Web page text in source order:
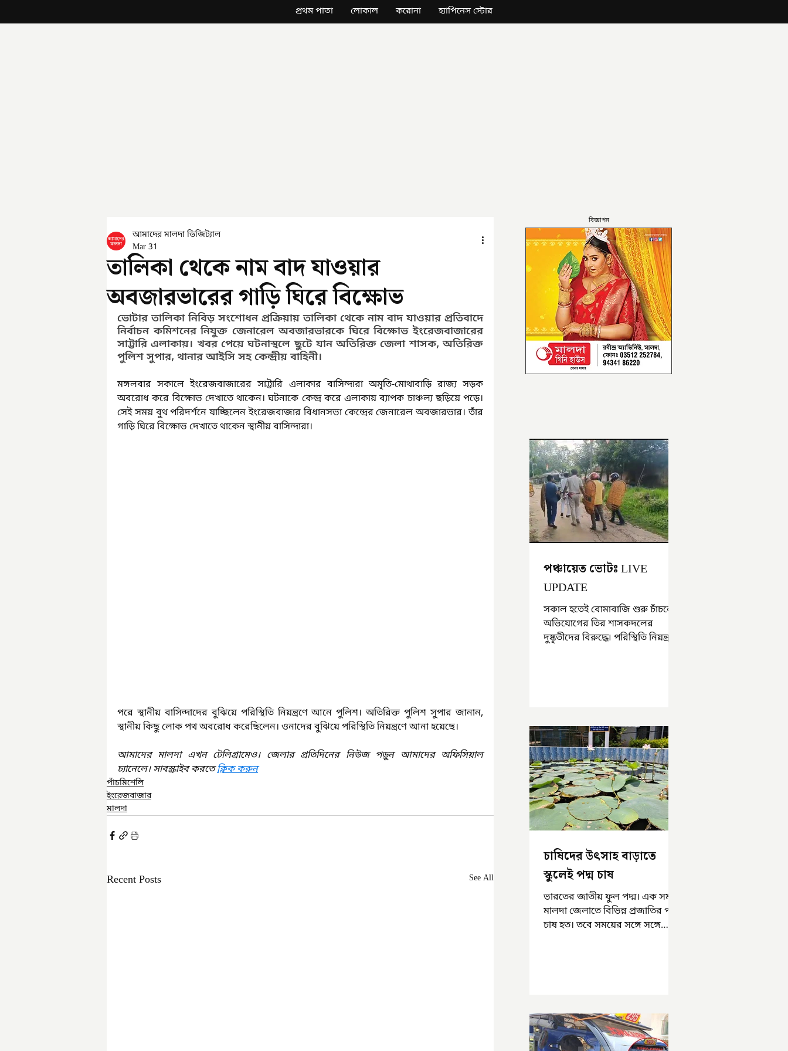
প্রথম পাতা লোকাল করোনা হ্যাপিনেস স্টোর
তালিকা থেকে নাম বাদ যাওয়ার
অবজারভারের গাড়ি ঘিরে বিক্ষোভ
আমাদের মালদা ডিজিট্যাল
Mar 31
ভোটার তালিকা নিবিড় সংশোধন প্রক্রিয়ায় তালিকা থেকে নাম বাদ যাওয়ার প্রতিবাদে
নির্বাচন কমিশনের নিযুক্ত জেনারেল অবজারভারকে ঘিরে বিক্ষোভ ইংরেজবাজারের
সাট্টারি এলাকায়। খবর পেয়ে ঘটনাস্থলে ছুটে যান অতিরিক্ত জেলা শাসক, অতিরিক্ত
পুলিশ সুপার, থানার আইসি সহ কেন্দ্রীয় বাহিনী।
মঙ্গলবার সকালে ইংরেজবাজারের সাট্টারি এলাকার বাসিন্দারা অমৃতি-মোথাবাড়ি রাজ্য সড়ক
অবরোধ করে বিক্ষোভ দেখাতে থাকেন। ঘটনাকে কেন্দ্র করে এলাকায় ব্যাপক চাঞ্চল্য ছড়িয়ে পড়ে।
সেই সময় বুথ পরিদর্শনে যাচ্ছিলেন ইংরেজবাজার বিধানসভা কেন্দ্রের জেনারেল অবজারভার। তাঁর
গাড়ি ঘিরে বিক্ষোভ দেখাতে থাকেন স্থানীয় বাসিন্দারা।
পরে স্থানীয় বাসিন্দাদের বুঝিয়ে পরিস্থিতি নিয়ন্ত্রণে আনে পুলিশ। অতিরিক্ত পুলিশ সুপার জানান,
স্থানীয় কিছু লোক পথ অবরোধ করেছিলেন। ওনাদের বুঝিয়ে পরিস্থিতি নিয়ন্ত্রণে আনা হয়েছে।
আমাদের মালদা এখন টেলিগ্রামেও। জেলার প্রতিদিনের নিউজ পড়ুন আমাদের অফিসিয়াল
চ্যানেলে। সাবস্ক্রাইব করতে ক্লিক করুন
পাঁচমিশেলি
ইংরেজবাজার
মালদা
Recent Posts See All
বিজ্ঞাপন
পঞ্চায়েত ভোটঃ LIVE
UPDATE
সকাল হতেই বোমাবাজি শুরু চাঁচলে৷
অভিযোগের তির শাসকদলের
দুষ্কৃতীদের বিরুদ্ধে৷ পরিস্থিতি নিয়ন্ত্রণে
চাষিদের উৎসাহ বাড়াতে
স্কুলেই পদ্ম চাষ
ভারতের জাতীয় ফুল পদ্ম। এক সময়
মালদা জেলাতে বিভিন্ন প্রজাতির পদ্ম
চাষ হত। তবে সময়ের সঙ্গে সঙ্গে